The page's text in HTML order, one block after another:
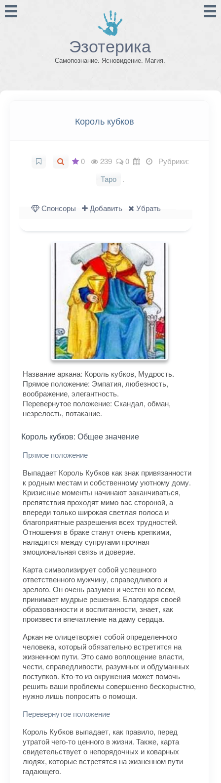
Эзотерика
Самопознание. Ясновидение. Магия.
Король кубков
0 239 0
Рубрики:
Таро
.
Спонсоры Добавить Убрать
Название аркана: Король кубков, Мудрость.
Прямое положение: Эмпатия, любезность,
воображение, элегантность.
Перевернутое положение: Скандал, обман,
незрелость, потакание.
Король кубков: Общее значение
Прямое положение
Выпадает Король Кубков как знак привязанности
к родным местам и собственному уютному дому.
Кризисные моменты начинают заканчиваться,
препятствия проходят мимо вас стороной, а
впереди только широкая светлая полоса и
благоприятные разрешения всех трудностей.
Отношения в браке станут очень крепкими,
наладится между супругами прочная
эмоциональная связь и доверие.
Карта символизирует собой успешного
ответственного мужчину, справедливого и
зрелого. Он очень разумен и честен ко всем,
принимает мудрые решения. Благодаря своей
образованности и воспитанности, знает, как
произвести впечатление на даму сердца.
Аркан не олицетворяет собой определенного
человека, который обязательно встретится на
жизненном пути. Это само воплощение власти,
чести, справедливости, разумных и обдуманных
поступков. Кто-то из окружения может помочь
решить ваши проблемы совершенно бескорыстно,
нужно лишь попросить о помощи.
Перевернутое положение
Король Кубков выпадает, как правило, перед
утратой чего-то ценного в жизни. Также, карта
свидетельствует о непорядочных и коварных
людях, которые встретятся на жизненном пути
гадающего.